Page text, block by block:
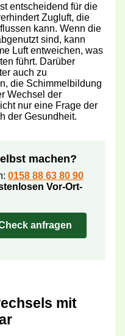
entscheidend für die
Zugluft, die
kann. Wenn die
sind, kann
Luft entweichen, was
führt. Darüber
auch zu
die Schimmelbildung
Wechsel der
nur eine Frage der
der Gesundheit.
machen?
0158 88 63 80 90
Vor-Ort-
anfragen
mit